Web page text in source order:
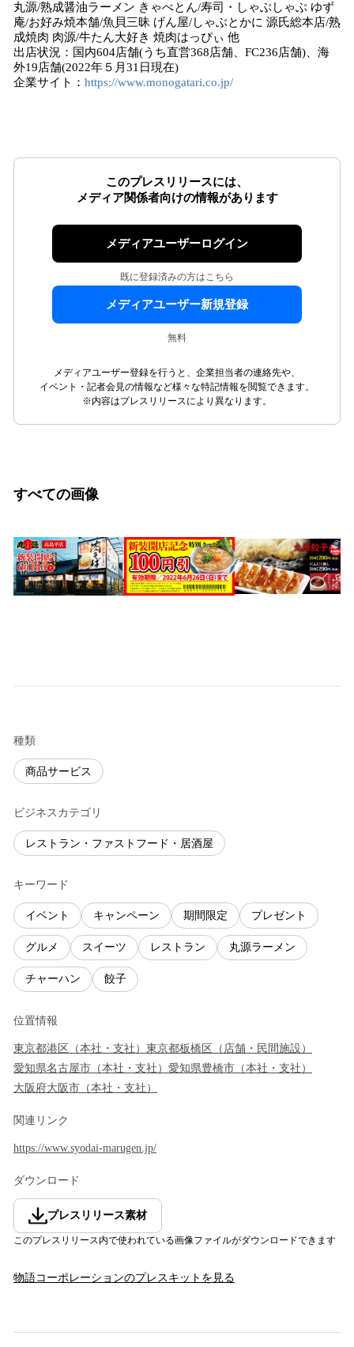
丸源/熟成醤油ラーメン きゃべとん/寿司・しゃぶしゃぶ ゆず
庵/お好み焼本舗/魚貝三昧 げん屋/しゃぶとかに 源氏総本店/熟
成焼肉 肉源/牛たん大好き 焼肉はっぴぃ 他
出店状況：国内604店舗(うち直営368店舗、FC236店舗)、海
外19店舗(2022年５月31日現在)
企業サイト： https://www.monogatari.co.jp/
このプレスリリースには、
メディア関係者向けの情報があります
メディアユーザーログイン
既に登録済みの方はこちら
メディアユーザー新規登録
無料
メディアユーザー登録を行うと、企業担当者の連絡先や、
イベント・記者会見の情報など様々な特記情報を閲覧できます。
※内容はプレスリリースにより異なります。
すべての画像
種類
商品サービス
ビジネスカテゴリ
レストラン・ファストフード・居酒屋
キーワード
イベント キャンペーン 期間限定 プレゼント
グルメ スイーツ レストラン 丸源ラーメン
チャーハン 餃子
位置情報
東京都港区 （本社・支社 ） 東京都板橋区 （ 店舗・民間施設 ）
愛知県名古屋市 （本社・支社 ） 愛知県豊橋市 （本社・支社 ）
大阪府大阪市 （本社・支社 ）
関連リンク
https://www.syodai-marugen.jp/
ダウンロード
プレスリリース素材
このプレスリリース内で使われている画像ファイルがダウンロードできます
物語コーポレーションのプレスキットを見る